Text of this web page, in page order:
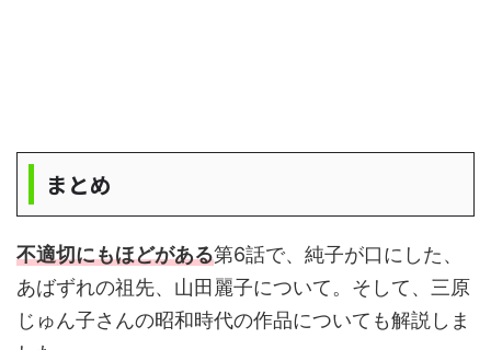
まとめ
不適切にもほどがある第6話で、純子が口にした、
あばずれの祖先、山田麗子について。そして、三原
じゅん子さんの昭和時代の作品についても解説しま